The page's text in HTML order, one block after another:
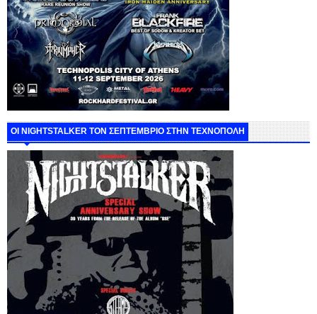
ΟΙ NIGHTSTALKER ΤΟΝ ΣΕΠΤΕΜΒΡΙΟ ΣΤΗΝ ΤΕΧΝΟΠΟΛΗ